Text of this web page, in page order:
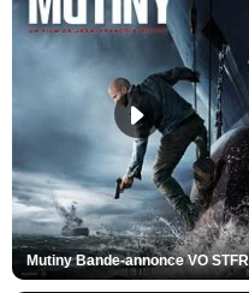
Mutiny Bande-annonce VO STFR